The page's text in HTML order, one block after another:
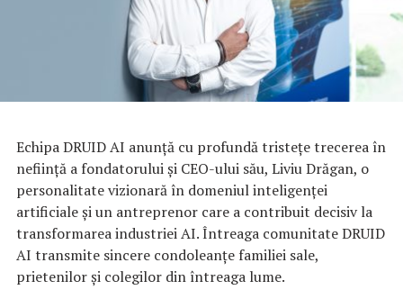
Echipa DRUID AI anunță cu profundă tristețe trecerea în
neființă a fondatorului și CEO-ului său, Liviu Drăgan, o
personalitate vizionară în domeniul inteligenței
artificiale și un antreprenor care a contribuit decisiv la
transformarea industriei AI. Întreaga comunitate DRUID
AI transmite sincere condoleanțe familiei sale,
prietenilor și colegilor din întreaga lume.